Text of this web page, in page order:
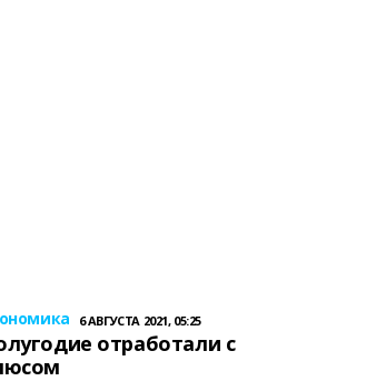
6 АВГУСТА 2021, 05:25
отработали с